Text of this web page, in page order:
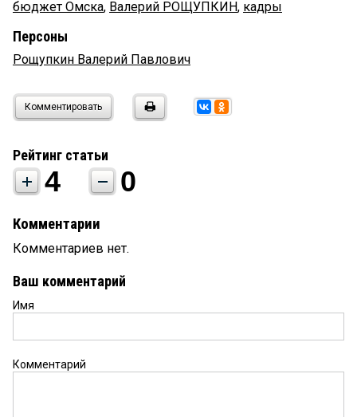
бюджет Омска, Валерий РОЩУПКИН, кадры
Персоны
Рощупкин Валерий Павлович
Комментировать
Рейтинг статьи
4 0
Комментарии
Комментариев нет.
Ваш комментарий
Имя
Комментарий